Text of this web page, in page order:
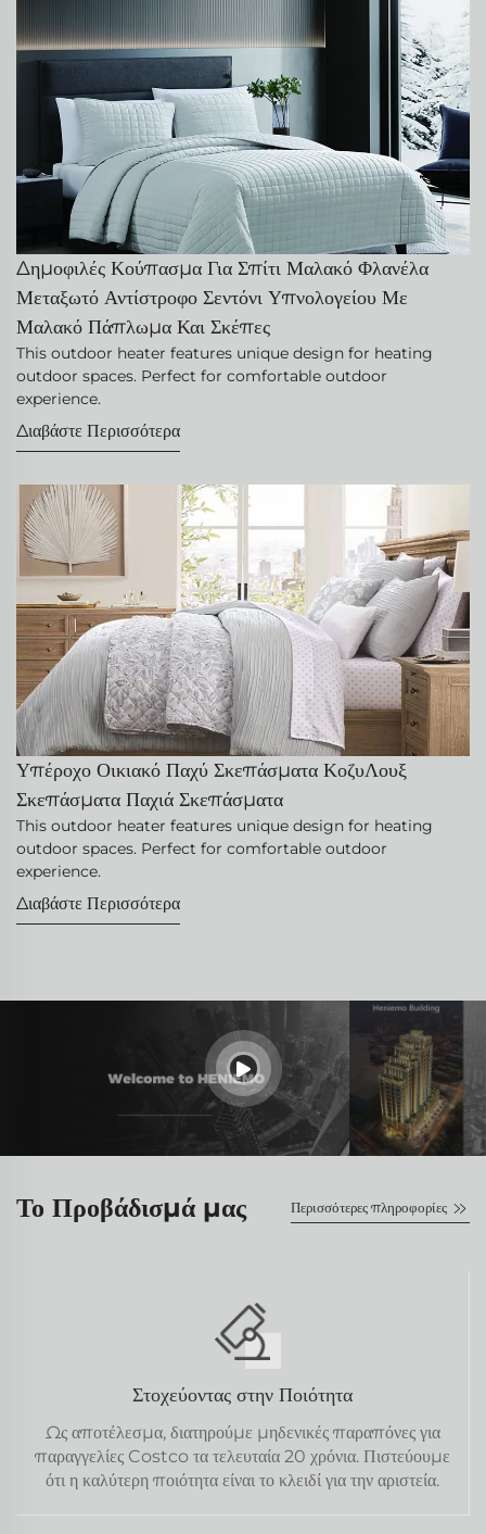
Δημοφιλές Κούπασμα Για Σπίτι Μαλακό Φλανέλα
Μεταξωτό Αντίστροφο Σεντόνι Υπνολογείου Με
Μαλακό Πάπλωμα Και Σκέπες
This outdoor heater features unique design for heating
outdoor spaces. Perfect for comfortable outdoor
experience.
Διαβάστε Περισσότερα
Υπέροχο Οικιακό Παχύ Σκεπάσματα ΚοζυΛουξ
Σκεπάσματα Παχιά Σκεπάσματα
This outdoor heater features unique design for heating
outdoor spaces. Perfect for comfortable outdoor
experience.
Διαβάστε Περισσότερα
Το Προβάδισμά μας Περισσότερες πληροφορίες
Στοχεύοντας στην Ποιότητα
Ως αποτέλεσμα, διατηρούμε μηδενικές παραπόνες για
παραγγελίες Costco τα τελευταία 20 χρόνια. Πιστεύουμε
ότι η καλύτερη ποιότητα είναι το κλειδί για την αριστεία.